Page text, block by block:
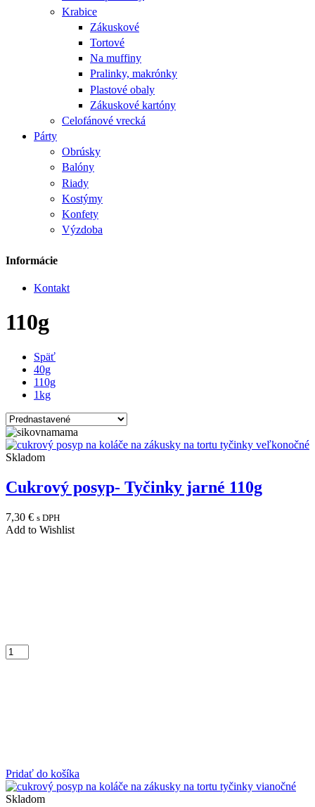
Krabice
Zákuskové
Tortové
Na muffiny
Pralinky, makrónky
Plastové obaly
Zákuskové kartóny
Celofánové vrecká
Párty
Obrúsky
Balóny
Riady
Kostýmy
Konfety
Výzdoba
Informácie
Kontakt
110g
Späť
40g
110g
1kg
Skladom
Cukrový posyp- Tyčinky jarné 110g
7,30 € s DPH
Add to Wishlist
Pridať do košíka
Skladom